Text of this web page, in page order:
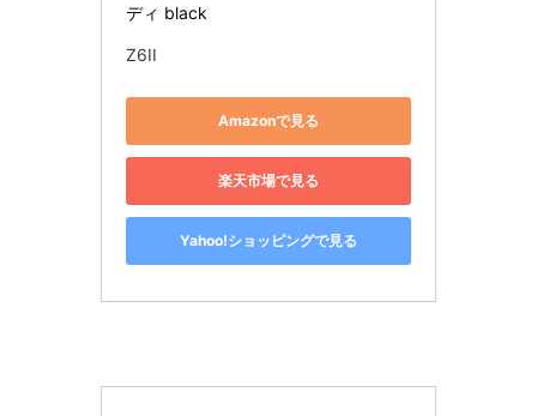
ディ black
Z6II
Amazonで見る
楽天市場で見る
Yahoo!ショッピングで見る